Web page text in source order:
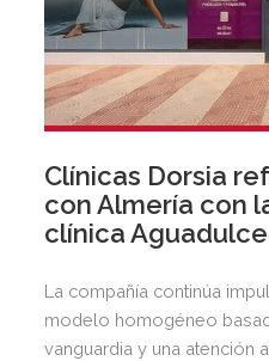
Clínicas Dorsia
con Almería con
clínica
La compañía continúa
modelo homogéneo
vanguardia y una atención